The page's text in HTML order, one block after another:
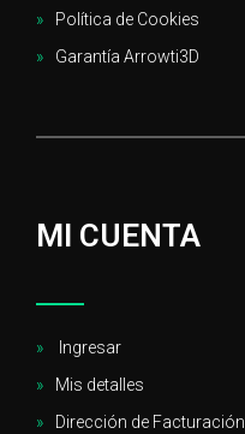
Política de Cookies
Garantía Arrowti3D
MI CUENTA
Ingresar
Mis detalles
Dirección de Facturación